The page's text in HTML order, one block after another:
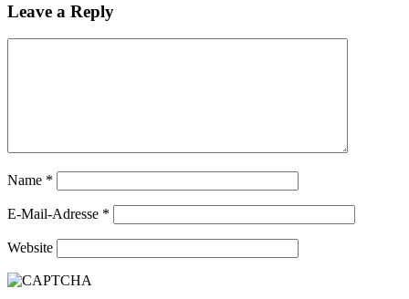
Leave a Reply
Name *
E-Mail-Adresse *
Website